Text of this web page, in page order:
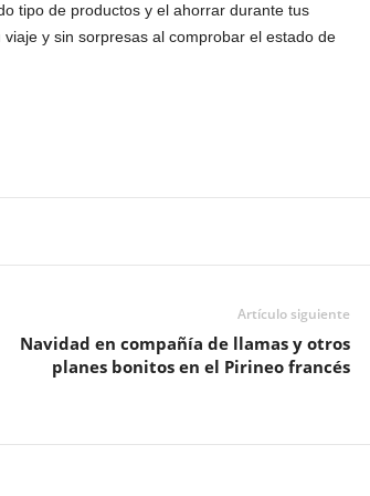
tipo de productos y el ahorrar durante tus
y sin sorpresas al comprobar el estado de
Artículo siguiente
Navidad en compañía de llamas y otros
planes bonitos en el Pirineo francés